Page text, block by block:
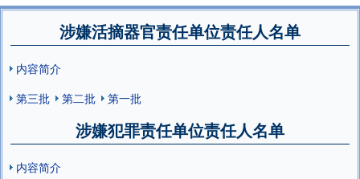
涉嫌活摘器官责任单位责任人名单
内容简介
第三批
第二批 第一批
涉嫌犯罪责任单位责任人名单
内容简介